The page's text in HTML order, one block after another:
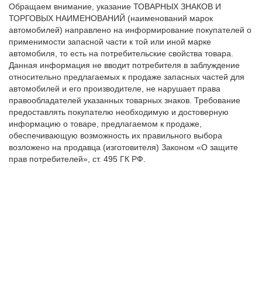
Обращаем внимание, указание ТОВАРНЫХ ЗНАКОВ И
ТОРГОВЫХ НАИМЕНОВАНИЙ (наименований марок
автомобилей) направлено на информирование покупателей о
применимости запасной части к той или иной марке
автомобиля, то есть на потребительские свойства товара.
Данная информация не вводит потребителя в заблуждение
относительно предлагаемых к продаже запасных частей для
автомобилей и его производителе, не нарушает права
правообладателей указанных товарных знаков. Требование
предоставлять покупателю необходимую и достоверную
информацию о товаре, предлагаемом к продаже,
обеспечивающую возможность их правильного выбора
возложено на продавца (изготовителя) Законом «О защите
прав потребителей», ст. 495 ГК РФ.